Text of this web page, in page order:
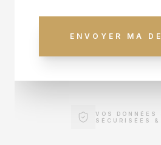
ENVOYER MA
VOS DONNÉES
SÉCURISÉES &